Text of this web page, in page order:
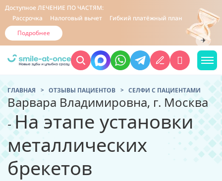
Доступное ЛЕЧЕНИЕ ПО ЧАСТЯМ:
Рассрочка
Налоговый вычет Гибкий платёжный план
Подробнее
ГЛАВНАЯ ОТЗЫВЫ ПАЦИЕНТОВ CЕЛФИ С ПАЦИЕНТАМИ
Варвара Владимировна, г. Москва
-На этапе установки
металлических
брекетов